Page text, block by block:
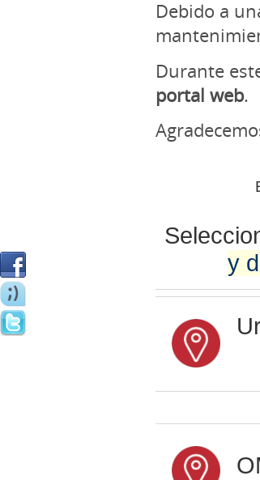
Debido a
Durante
portal web.
y